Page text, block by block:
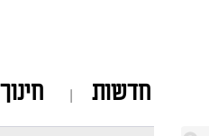
חדשות חינוך